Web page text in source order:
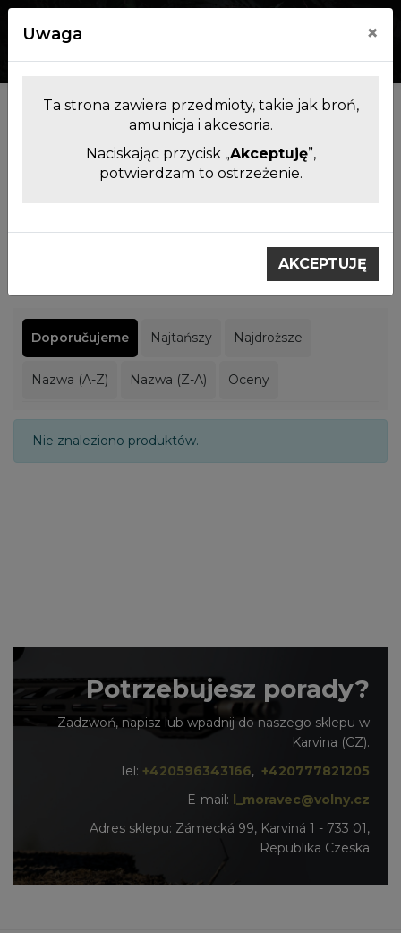
Filtrowanie produktów
Výrobci DPMS
Doporučujeme Najtańszy Najdroższe
Nazwa (A-Z) Nazwa (Z-A) Oceny
Nie znaleziono produktów.
Potrzebujesz porady?
Zadzwoń, napisz lub wpadnij do naszego sklepu w
Karvina (CZ).
Tel: +420596343166, +420777821205
E-mail: l_moravec@volny.cz
Adres sklepu: Zámecká 99, Karviná 1 - 733 01,
Republika Czeska
Uwaga ×
Ta strona zawiera przedmioty, takie jak broń,
amunicja i akcesoria.
Naciskając przycisk „Akceptuję”,
potwierdzam to ostrzeżenie.
AKCEPTUJĘ